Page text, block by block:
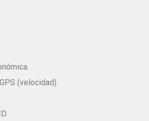
(velocidad)